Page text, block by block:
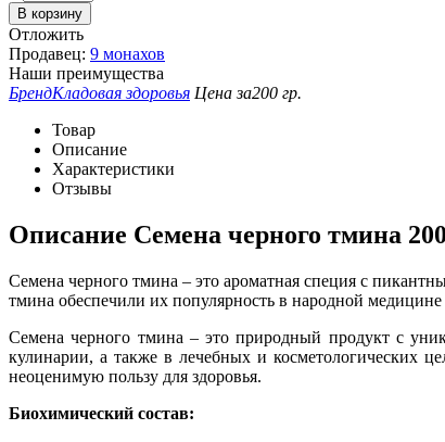
В корзину
Отложить
Продавец: 9 монахов
Наши преимущества
БрендКладовая здоровья Цена за200 гр.
Товар
Описание
Характеристики
Отзывы
Описание Семена черного тмина
Семена черного тмина – это ароматная специя с
тмина обеспечили их популярность в народной
Семена черного тмина – это природный продукт с
кулинарии, а также в лечебных и косметологических
неоценимую пользу для здоровья.
Биохимический состав: